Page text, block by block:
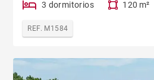
3 dormitorios 120 m²
REF. M1584